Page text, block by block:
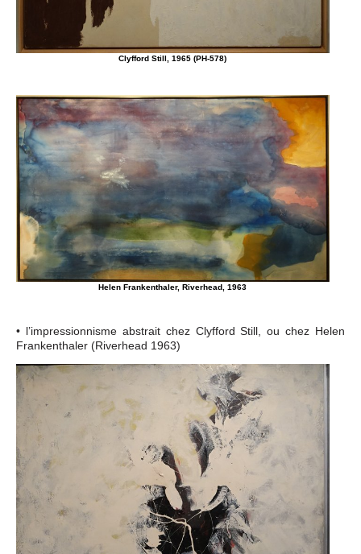
Clyfford Still, 1965 (PH-578)
Helen Frankenthaler, Riverhead, 1963
• l’impressionnisme abstrait chez Clyfford Still, ou chez Helen
Frankenthaler (Riverhead 1963)